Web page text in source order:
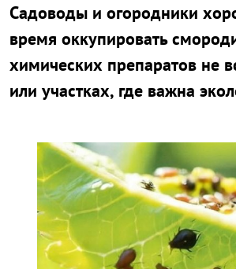
Садоводы и огородники
время оккупировать
химических препаратов не
или участках, где важна